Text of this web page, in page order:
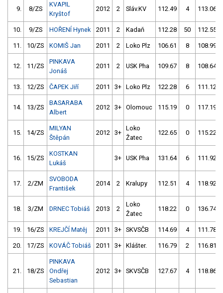
9. 8/ZS
KVAPIL
Kryštof
2012 2 Sláv.KV 112.49 4 113.06
10. 9/ZS HOŘENÍ Hynek 2011 2 Kadaň 112.28 50 112.55
11. 10/ZS KOMIŠ Jan 2011 2 Loko Plz 106.61 8 108.99
12. 11/ZS
PINKAVA
Jonáš
2011 2 USK Pha 109.67 8 108.64
13. 12/ZS ČAPEK Jiří 2011 3+ Loko Plz 122.28 6 111.12
14. 13/ZS
BASARABA
Albert
2012 3+ Olomouc 115.19 0 117.19
15. 14/ZS
MILYAN
Štěpán
2012 3+
Loko
Žatec
122.65 0 115.22
16. 15/ZS
KOSTKAN
Lukáš
3+ USK Pha 131.64 6 111.92
17. 2/ZM
SVOBODA
František
2014 2 Kralupy 112.51 4 118.92
18. 3/ZM DRNEC Tobiáš 2013 2
Loko
Žatec
118.22 0 136.74
19. 16/ZS KREJČÍ Matěj 2011 3+ SKVSČB 114.69 4 111.78
20. 17/ZS KOVÁČ Tobiáš 2011 3+ Klášter. 116.79 2 116.81
21. 18/ZS
PINKAVA
Ondřej
Sebastian
2012 3+ SKVSČB 127.67 4 118.86